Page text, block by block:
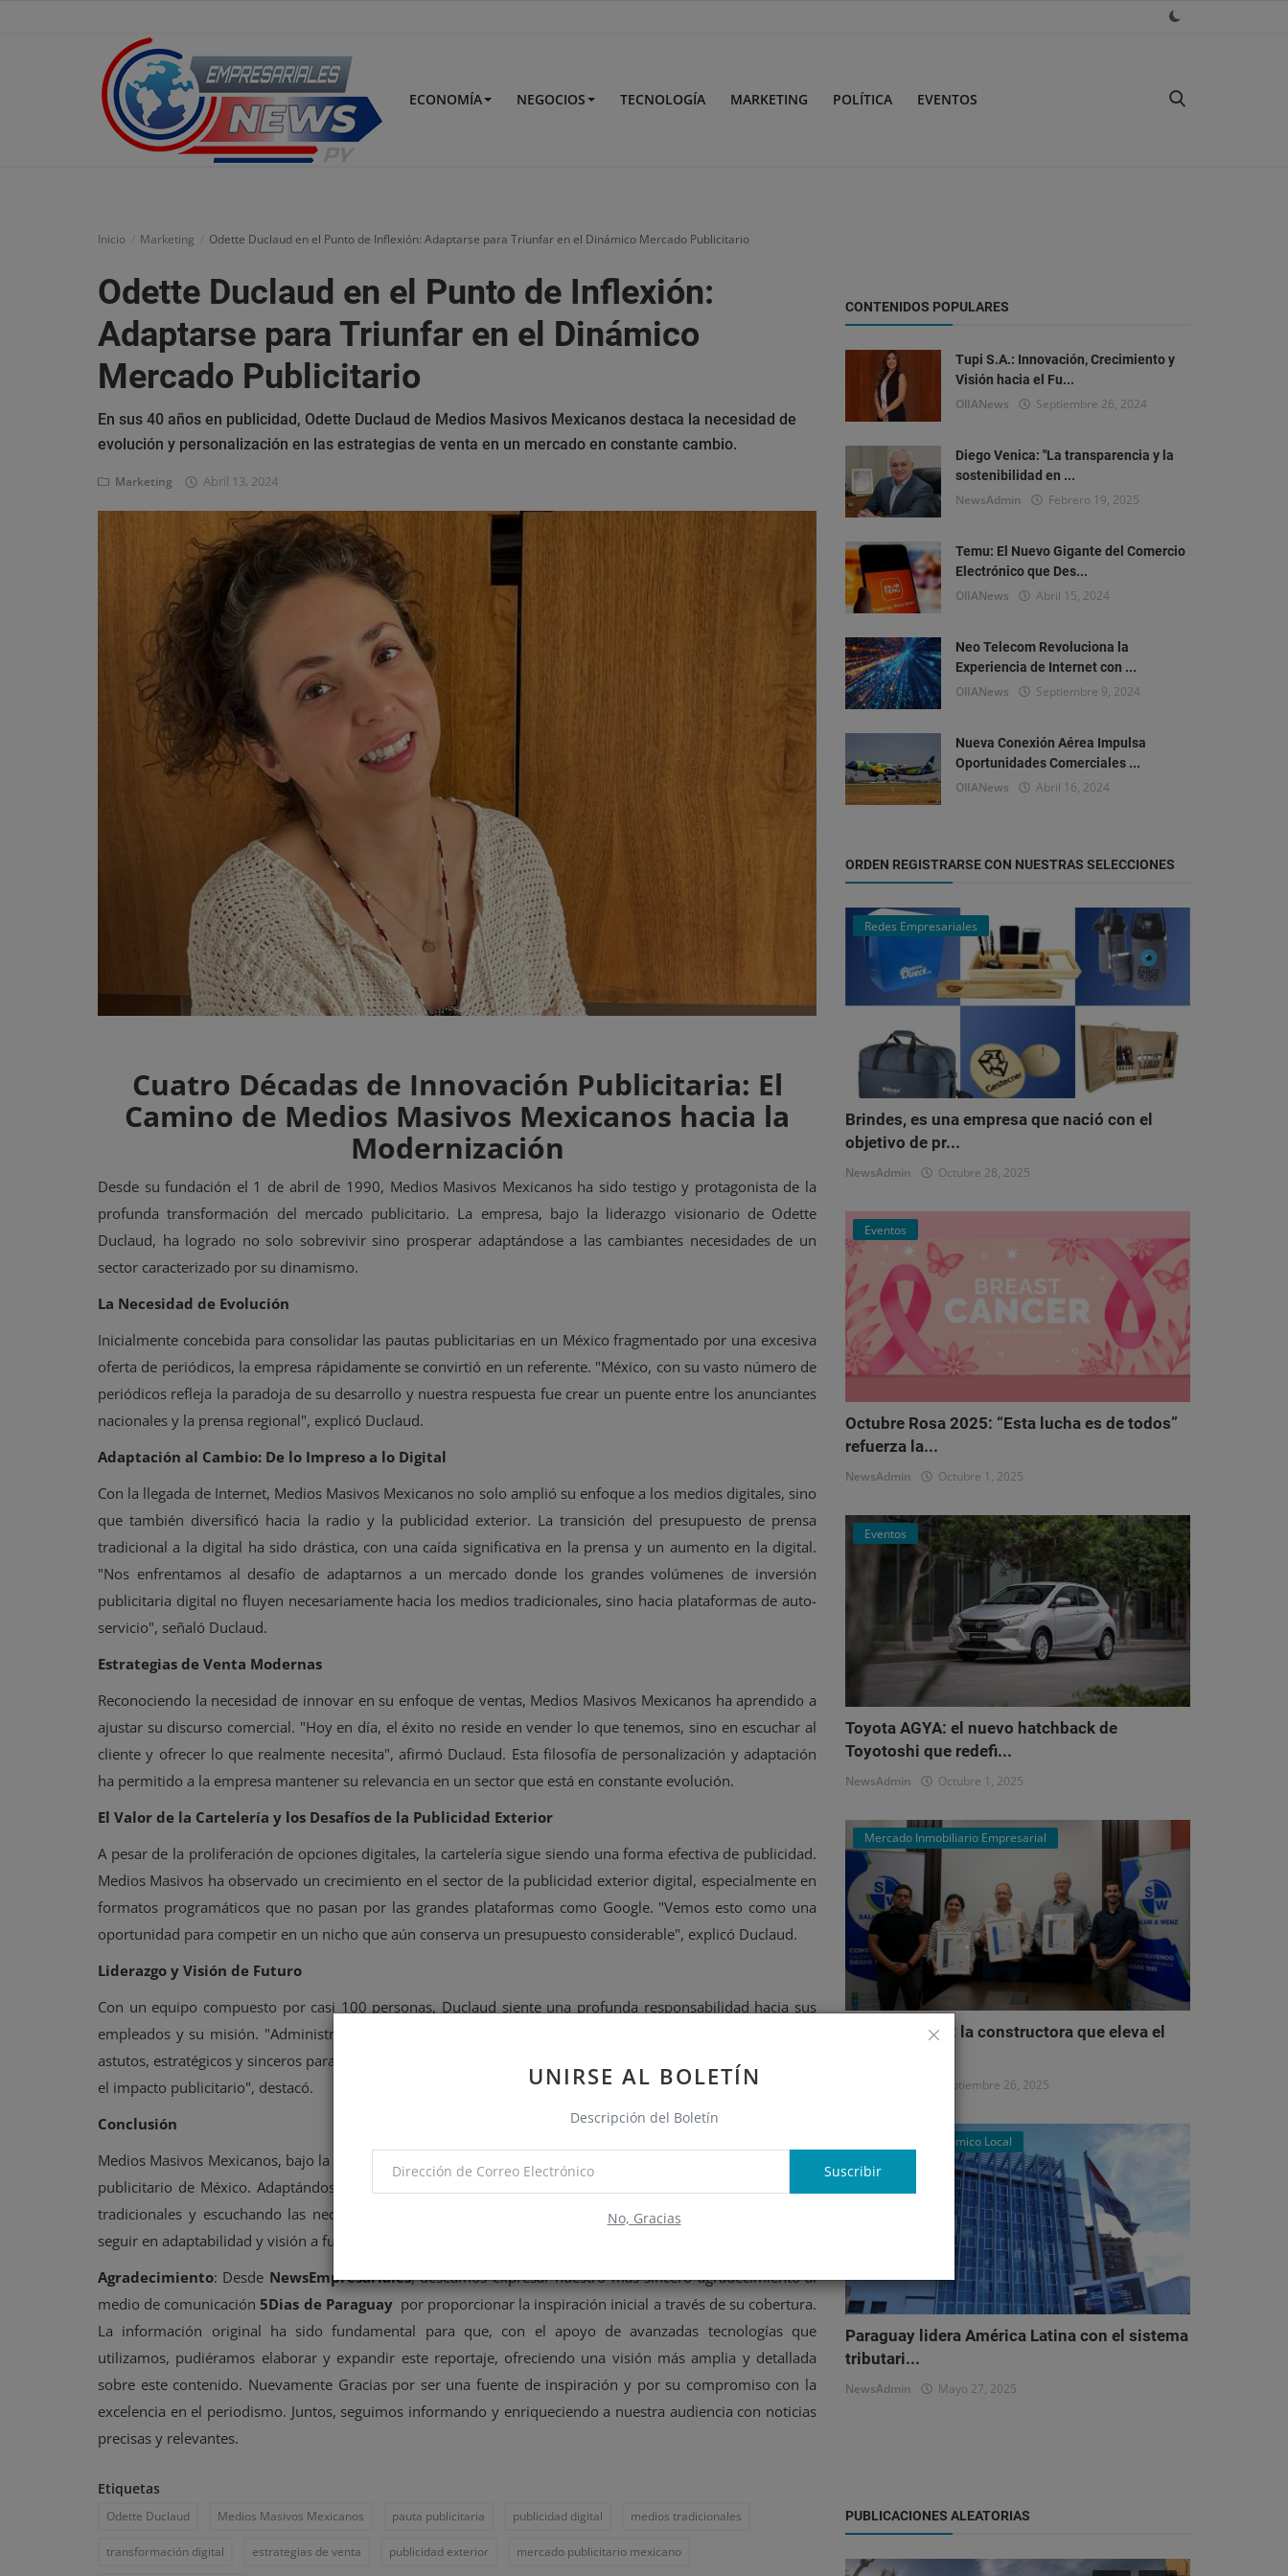
ECONOMÍA NEGOCIOS TECNOLOGÍA MARKETING POLÍTICA EVENTOS
UNIRSE AL BOLETÍN
Descripción del Boletín
Suscribir
No, Gracias
Inicio Marketing Odette Duclaud en el Punto de Inflexión: Adaptarse para Triunfar en el Dinámico Mercado Publicitario
Odette Duclaud en el Punto de Inflexión:
Adaptarse para Triunfar en el Dinámico
Mercado Publicitario
En sus 40 años en publicidad, Odette Duclaud de Medios Masivos Mexicanos destaca la necesidad de
evolución y personalización en las estrategias de venta en un mercado en constante cambio.
Marketing Abril 13, 2024
Cuatro Décadas de Innovación Publicitaria: El
Camino de Medios Masivos Mexicanos hacia la
Modernización
Desde su fundación el 1 de abril de 1990, Medios Masivos Mexicanos ha sido testigo y protagonista de la
profunda transformación del mercado publicitario. La empresa, bajo la liderazgo visionario de Odette
Duclaud, ha logrado no solo sobrevivir sino prosperar adaptándose a las cambiantes necesidades de un
sector caracterizado por su dinamismo.
La Necesidad de Evolución
Inicialmente concebida para consolidar las pautas publicitarias en un México fragmentado por una excesiva
oferta de periódicos, la empresa rápidamente se convirtió en un referente. "México, con su vasto número de
periódicos refleja la paradoja de su desarrollo y nuestra respuesta fue crear un puente entre los anunciantes
nacionales y la prensa regional", explicó Duclaud.
Adaptación al Cambio: De lo Impreso a lo Digital
Con la llegada de Internet, Medios Masivos Mexicanos no solo amplió su enfoque a los medios digitales, sino
que también diversificó hacia la radio y la publicidad exterior. La transición del presupuesto de prensa
tradicional a la digital ha sido drástica, con una caída significativa en la prensa y un aumento en la digital.
"Nos enfrentamos al desafío de adaptarnos a un mercado donde los grandes volúmenes de inversión
publicitaria digital no fluyen necesariamente hacia los medios tradicionales, sino hacia plataformas de auto-
servicio", señaló Duclaud.
Estrategias de Venta Modernas
Reconociendo la necesidad de innovar en su enfoque de ventas, Medios Masivos Mexicanos ha aprendido a
ajustar su discurso comercial. "Hoy en día, el éxito no reside en vender lo que tenemos, sino en escuchar al
cliente y ofrecer lo que realmente necesita", afirmó Duclaud. Esta filosofía de personalización y adaptación
ha permitido a la empresa mantener su relevancia en un sector que está en constante evolución.
El Valor de la Cartelería y los Desafíos de la Publicidad Exterior
A pesar de la proliferación de opciones digitales, la cartelería sigue siendo una forma efectiva de publicidad.
Medios Masivos ha observado un crecimiento en el sector de la publicidad exterior digital, especialmente en
formatos programáticos que no pasan por las grandes plataformas como Google. "Vemos esto como una
oportunidad para competir en un nicho que aún conserva un presupuesto considerable", explicó Duclaud.
Liderazgo y Visión de Futuro
Con un equipo compuesto por casi 100 personas, Duclaud siente una profunda responsabilidad hacia sus
empleados y su misión. "Administrar la abundancia fue un desafío en el pasado, pero ahora debemos ser
astutos, estratégicos y sinceros para sobrevivir en un entorno que valora tanto la calidad del contenido como
el impacto publicitario", destacó.
Conclusión
Medios Masivos Mexicanos, bajo la guía de Odette Duclaud, continúa siendo un jugador clave en el mercado
publicitario de México. Adaptándose a las tendencias digitales, manteniendo la relevancia de los formatos
tradicionales y escuchando las necesidades de sus clientes, la empresa se posiciona como un modelo a
seguir en adaptabilidad y visión a futuro en la industria publicitaria.
Agradecimiento: Desde NewsEmpresariales, deseamos expresar nuestro más sincero agradecimiento al
medio de comunicación5Dias de Paraguaypor proporcionar la inspiración inicial a través de su cobertura.
La información original ha sido fundamental para que, con el apoyo de avanzadas tecnologías que
utilizamos, pudiéramos elaborar y expandir este reportaje, ofreciendo una visión más amplia y detallada
sobre este contenido. Nuevamente Gracias por ser una fuente de inspiración y por su compromiso con la
excelencia en el periodismo. Juntos, seguimos informando y enriqueciendo a nuestra audiencia con noticias
precisas y relevantes.
Etiquetas
Odette Duclaud Medios Masivos Mexicanos pauta publicitaria publicidad digital medios tradicionales
transformación digital estrategias de venta publicidad exterior mercado publicitario mexicano
CONTENIDOS POPULARES
Tupi S.A.: Innovación, Crecimiento y
Visión hacia el Fu...
OlIANews Septiembre 26, 2024
Diego Venica: "La transparencia y la
sostenibilidad en ...
NewsAdmin Febrero 19, 2025
Temu: El Nuevo Gigante del Comercio
Electrónico que Des...
OlIANews Abril 15, 2024
Neo Telecom Revoluciona la
Experiencia de Internet con ...
OlIANews Septiembre 9, 2024
Nueva Conexión Aérea Impulsa
Oportunidades Comerciales ...
OlIANews Abril 16, 2024
ORDEN REGISTRARSE CON NUESTRAS SELECCIONES
Redes Empresariales
Brindes, es una empresa que nació con el
objetivo de pr...
NewsAdmin Octubre 28, 2025
Eventos
Octubre Rosa 2025: “Esta lucha es de todos”
refuerza la...
NewsAdmin Octubre 1, 2025
Eventos
Toyota AGYA: el nuevo hatchback de
Toyotoshi que redefi...
NewsAdmin Octubre 1, 2025
Mercado Inmobiliario Empresarial
Salum & Wenz: la constructora que eleva el
Septiembre 26, 2025
Panorama Económico Local
Paraguay lidera América Latina con el sistema
tributari...
NewsAdmin Mayo 27, 2025
PUBLICACIONES ALEATORIAS